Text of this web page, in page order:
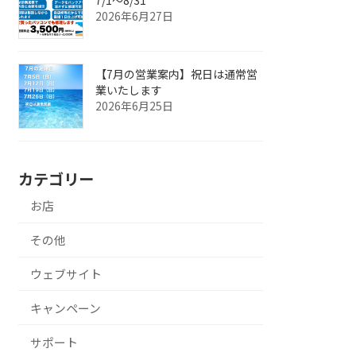
2026年6月27日
【7月の営業案内】祝日は通常営
業いたします
2026年6月25日
カテゴリー
お店
その他
ウェブサイト
キャンペーン
サポート